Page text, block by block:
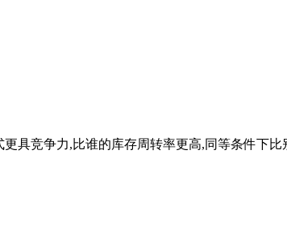
具竞争力,比谁的库存周转率更高,同等条件下